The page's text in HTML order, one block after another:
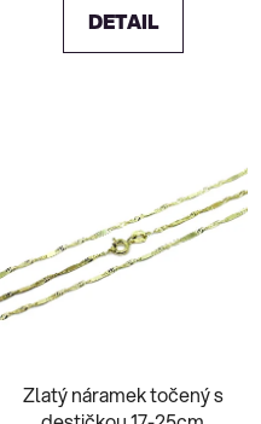
DETAIL
Zlatý náramek točený s